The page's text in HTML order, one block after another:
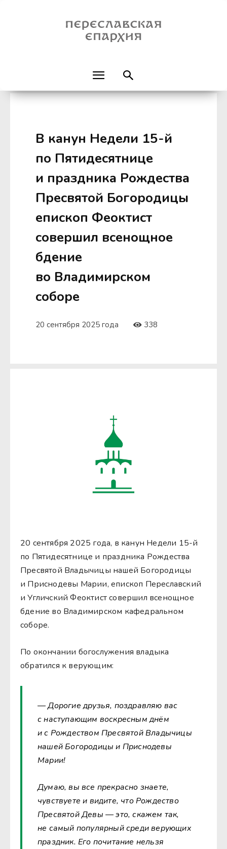
В канун Недели 15-й
по Пятидесятнице
и праздника Рождества
Пресвятой Богородицы
епископ Феоктист
совершил всенощное
бдение
во Владимирском
соборе
20 сентября 2025 года 338
20 сентября 2025 года, в канун Недели 15-й
по Пятидесятнице и праздника Рождества
Пресвятой Владычицы нашей Богородицы
и Приснодевы Марии, епископ Переславский
и Угличский Феоктист совершил всенощное
бдение во Владимирском кафедральном
соборе.
По окончании богослужения владыка
обратился к верующим:
— Дорогие друзья, поздравляю вас
с наступающим воскресным днём
и с Рождеством Пресвятой Владычицы
нашей Богородицы и Приснодевы
Марии!
Думаю, вы все прекрасно знаете,
чувствуете и видите, что Рождество
Пресвятой Девы — это, скажем так,
не самый популярный среди верующих
праздник. Его почитание нельзя